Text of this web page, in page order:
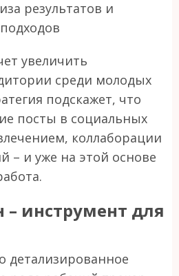
результатов и
увеличить
среди молодых
подскажет, что
посты в социальных
коллаборации
– и уже на этой основе
– инструмент для
детализированное